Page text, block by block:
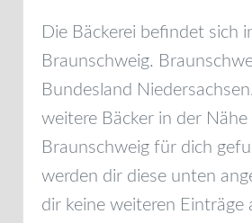
Die Bäckerei befindet sich
Braunschweig.
Bundesland Niedersachsen
weitere Bäcker in der Nähe
Braunschweig für dich
werden dir diese unten
dir keine weiteren Einträge